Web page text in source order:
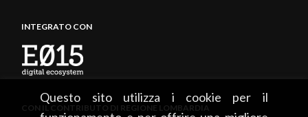
Questo sito utilizza i cookie per il
INTEGRATO CON
CON IL CONTRIBUTO DI REGIONE LOMBARDIA